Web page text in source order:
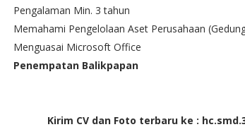
Pengalaman Min. 3 tahun
Memahami Pengelolaan Aset Perusahaan
Menguasai Microsoft Office
Penempatan Balikpapan
Kirim CV dan Foto terbaru ke :